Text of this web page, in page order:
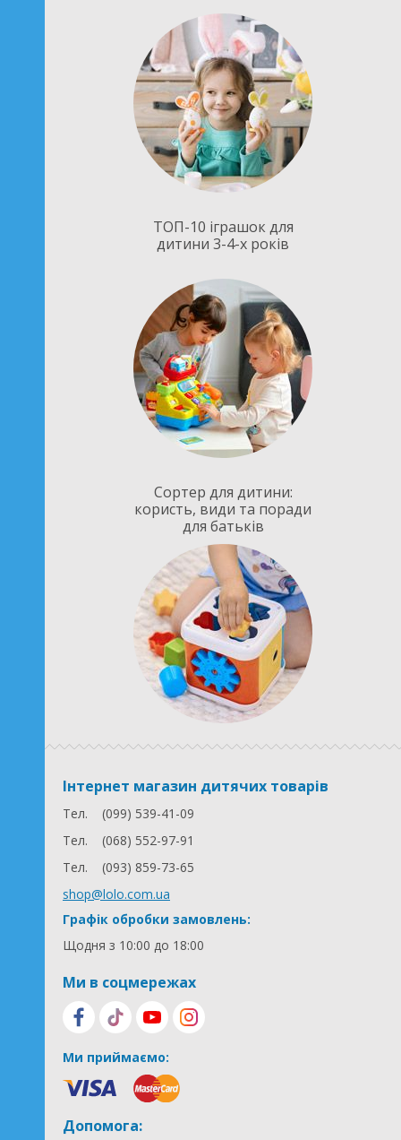
ТОП-10 іграшок для
дитини 3-4-х років
Сортер для дитини:
користь, види та поради
для батьків
Інтернет магазин дитячих товарів
Тел.
(099) 539-41-09
Тел.
(068) 552-97-91
Тел.
(093) 859-73-65
shop@lolo.com.ua
Графік обробки замовлень:
Щодня з 10:00 до 18:00
Ми в соцмережах
Ми приймаємо:
Допомога: